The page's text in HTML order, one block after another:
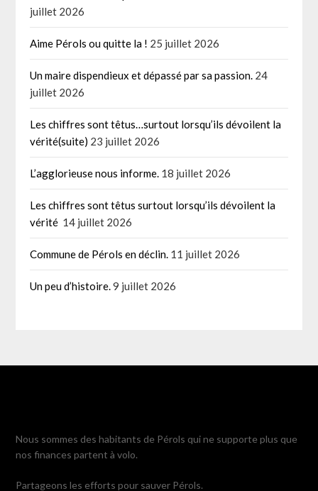
juillet 2026
Aime Pérols ou quitte la ! 25 juillet 2026
Un maire dispendieux et dépassé par sa passion. 24
juillet 2026
Les chiffres sont têtus…surtout lorsqu’ils dévoilent la
vérité(suite) 23 juillet 2026
L’agglorieuse nous informe. 18 juillet 2026
Les chiffres sont têtus surtout lorsqu’ils dévoilent la
vérité 14 juillet 2026
Commune de Pérols en déclin. 11 juillet 2026
Un peu d’histoire.9 juillet 2026
Nous sommes des habitants de Pérols qui ne supporte plus que
nos finances partent à volo.
Partageons les efforts pour sauver Pérols.